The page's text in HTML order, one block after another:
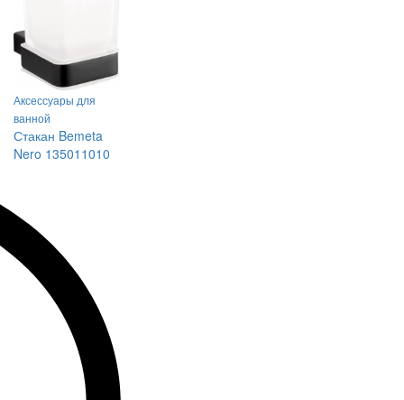
Аксессуары для
ванной
Стакан Bemeta
Nero 135011010